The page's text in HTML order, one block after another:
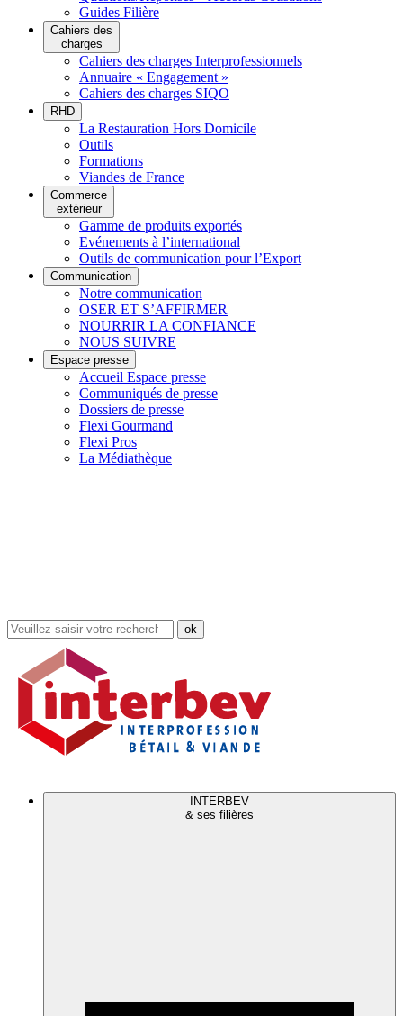
Guides Filière
Cahiers des
charges
Cahiers des charges Interprofessionnels
Annuaire « Engagement »
Cahiers des charges SIQO
RHD
La Restauration Hors Domicile
Outils
Formations
Viandes de France
Commerce
extérieur
Gamme de produits exportés
Evénements à l’international
Outils de communication pour l’Export
Communication
Notre communication
OSER ET S’AFFIRMER
NOURRIR LA CONFIANCE
NOUS SUIVRE
Espace presse
Accueil Espace presse
Communiqués de presse
Dossiers de presse
Flexi Gourmand
Flexi Pros
La Médiathèque
Rechercher
dans
site
INTERBEV
& ses filières